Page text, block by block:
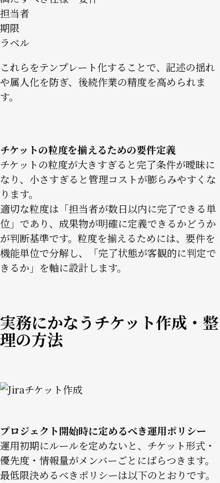
担当者
期限
ラベル
これらをテンプレート化することで、記述の揺れ
や属人化を防ぎ、後続作業の精度を高められま
す。
チケットの粒度を揃えるための要件定義
チケットの粒度が大きすぎると完了条件が曖昧に
なり、小さすぎると管理コストが膨らみやすくな
ります。
適切な粒度は「担当者が数日以内に完了できる単
位」であり、成果物が明確に定義できるかどうか
が判断基準です。粒度を揃えるためには、要件を
機能単位で分解し、「完了状態が客観的に判定で
きるか」を軸に設計します。
実務にかなうチケット作成・整
理の方法
Image
プロジェクト開始時に定めるべき運用ポリシー
運用初期にルールを定めないと、チケット形式・
優先度・情報量がメンバーごとにばらつきます。
最低限決めるべきポリシーは以下のとおりです。